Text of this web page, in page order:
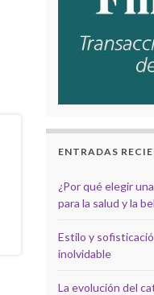
ENTRADAS
¿Por qué elegir
para la salud y la
Estilo y
inolvidable
La evolución del